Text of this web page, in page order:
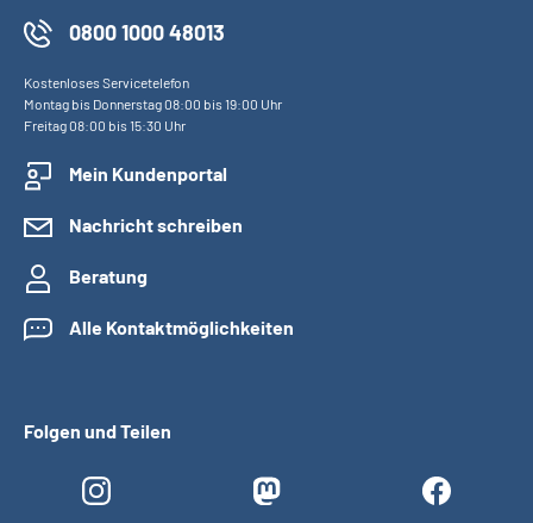
0800 1000 48013
Kostenloses Servicetelefon
Montag bis Donnerstag 08:00 bis 19:00 Uhr
Freitag 08:00 bis 15:30 Uhr
Mein Kundenportal
Nachricht schreiben
Beratung
Alle Kontaktmöglichkeiten
Folgen und Teilen